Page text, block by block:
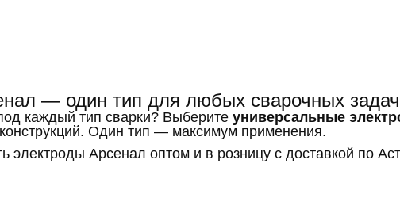
— один тип для любых сварочных задач
каждый тип сварки? Выберите универсальные
Один тип — максимум применения.
электроды Арсенал оптом и в розницу с доставкой по